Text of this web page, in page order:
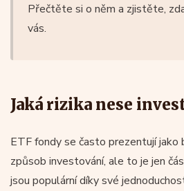
Přečtěte si o něm a zjistěte,
vás.
Jaká rizika nese
ETF fondy se často prezentují jako
způsob investování, ale to je jen
jsou populární díky své